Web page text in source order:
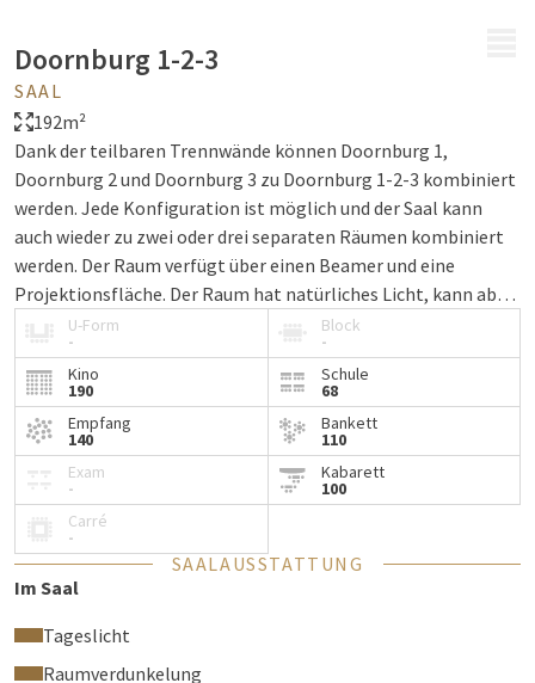
Doornburg 1-2-3
SAAL
192m²
Dank der teilbaren Trennwände können Doornburg 1,
Doornburg 2 und Doornburg 3 zu Doornburg 1-2-3 kombiniert
werden. Jede Konfiguration ist möglich und der Saal kann
auch wieder zu zwei oder drei separaten Räumen kombiniert
werden. Der Raum verfügt über einen Beamer und eine
Projektionsfläche. Der Raum hat natürliches Licht, kann aber
auch verdunkelt werden. Kostenloses Wi-Fi ist in allen
Räumen verfügbar.
U-Form
-
Block
-
Kino
190
Schule
68
Empfang
140
Bankett
110
Exam
-
Kabarett
100
Carré
-
SAALAUSSTATTUNG
Im Saal
Tageslicht
Raumverdunkelung